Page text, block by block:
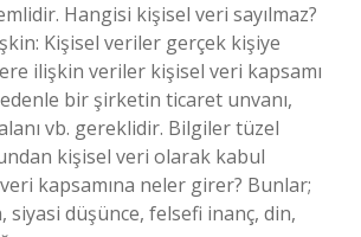
Hangisi kişisel veri sayılmaz?
Kişisel veriler gerçek kişiye
ilişkin veriler kişisel veri kapsamı
bir şirketin ticaret unvanı,
vb. gereklidir. Bilgiler tüzel
kişisel veri olarak kabul
kapsamına neler girer? Bunlar;
siyasi düşünce, felsefi inanç, din,